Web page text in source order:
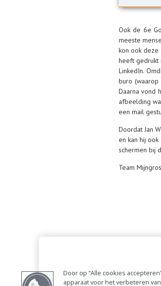
Ook de 6e
meeste
kon ook deze
heeft gedrukt
LinkedIn.
buro
Daarna vond
afbeelding
een mail
Doordat Jan
en kan hij
schermen bij
Team
Door op “Alle cookies
apparaat voor het verbeteren